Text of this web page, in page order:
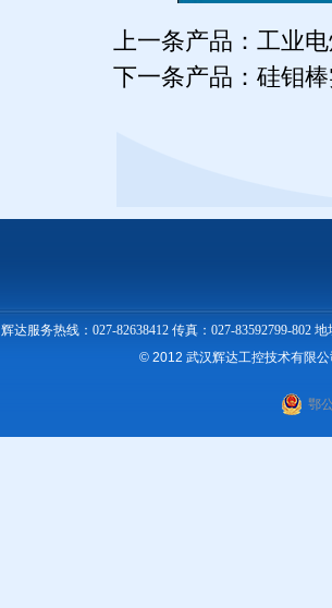
上一条产品： 工业
下一条产品： 硅钼
辉达服务热线：027-82638412 传真：027-83592799-
© 2012 武汉辉达工控技术有限
鄂